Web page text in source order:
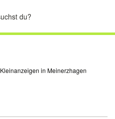
Kleinanzeigen in Meinerzhagen